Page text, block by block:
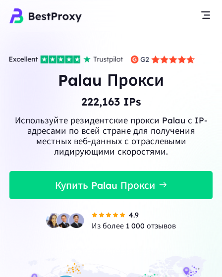
Palau Прокси
222,163IPs
Используйте резидентские прокси Palau с IP-
адресами по всей стране для получения
местных веб-данных с отраслевыми
лидирующими скоростями.
Купить Palau Прокси
4.9
Из более 1 000 отзывов